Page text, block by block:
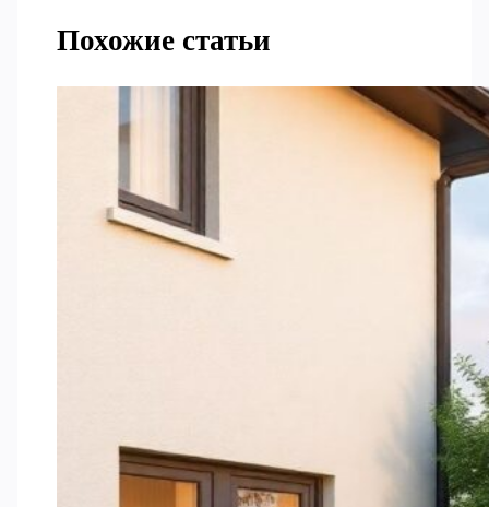
Похожие статьи